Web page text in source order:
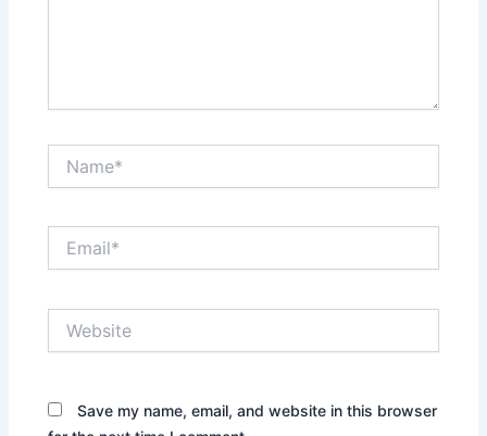
Save my name, email, and website in this browser